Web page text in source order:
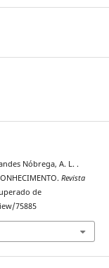
Nóbrega, A. L. .
Revista
de
75885